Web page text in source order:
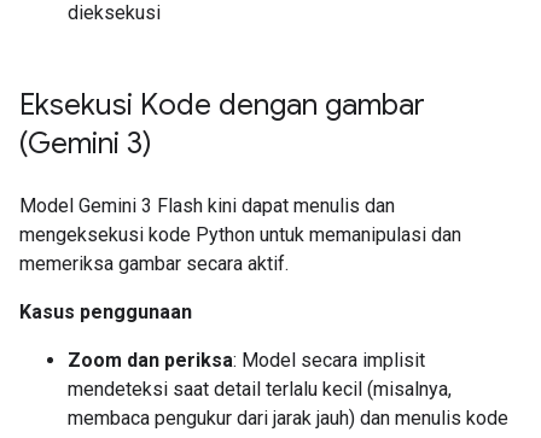
dieksekusi
Eksekusi Kode dengan gambar
(Gemini 3)
Model Gemini 3 Flash kini dapat menulis dan
mengeksekusi kode Python untuk memanipulasi dan
memeriksa gambar secara aktif.
Kasus penggunaan
Zoom dan periksa: Model secara implisit
mendeteksi saat detail terlalu kecil (misalnya,
membaca pengukur dari jarak jauh) dan menulis kode